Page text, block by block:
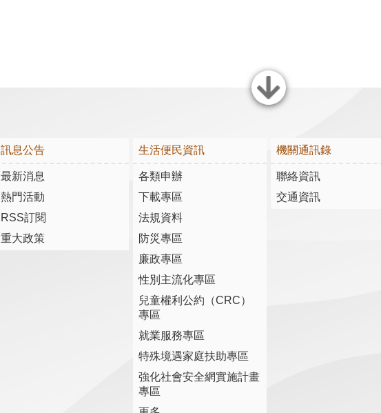
關閉
訊息公告
最新消息
熱門活動
RSS訂閱
重大政策
生活便民資訊
各類申辦
下載專區
法規資料
防災專區
廉政專區
性別主流化專區
兒童權利公約（CRC）
專區
就業服務專區
特殊境遇家庭扶助專區
強化社會安全網實施計畫
專區
機關通訊錄
聯絡資訊
交通資訊